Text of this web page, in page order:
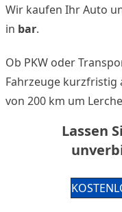
Wir kaufen Ihr Auto
in bar.
Ob PKW oder
Fahrzeuge kurzfristig
von 200 km um
Lassen